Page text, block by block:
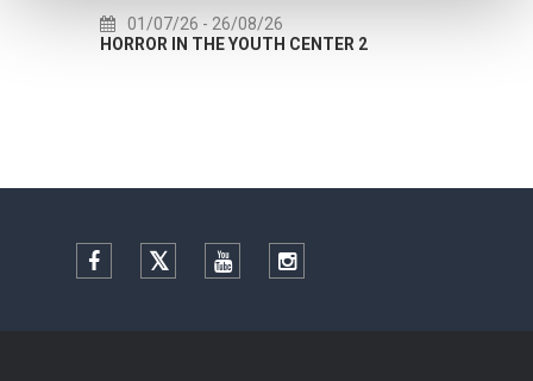
01/07/26 - 26/08/26
HORROR IN THE YOUTH CENTER 2
Facebook TwitterYouTubeInstagram